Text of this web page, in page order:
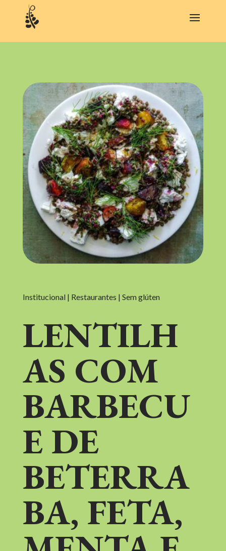
Institucional | Restaurantes | Sem glúten
LENTILH
AS COM
BARBECU
E DE
BETERRA
BA, FETA,